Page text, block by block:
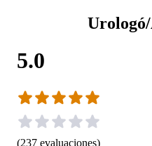
5.0
(237 evaluaciones)